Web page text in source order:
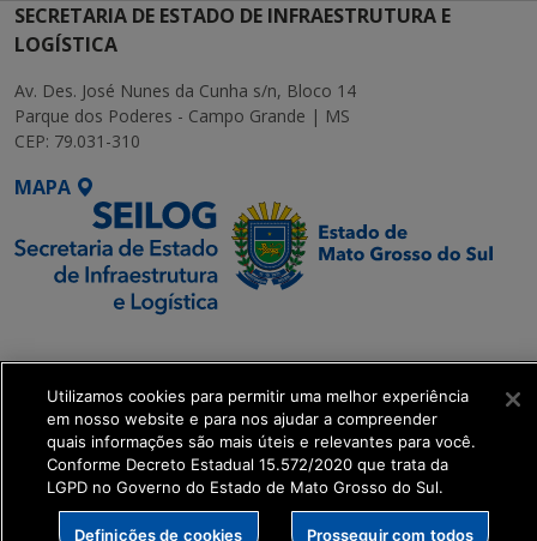
SECRETARIA DE ESTADO DE INFRAESTRUTURA E
LOGÍSTICA
Av. Des. José Nunes da Cunha s/n, Bloco 14
Parque dos Poderes - Campo Grande | MS
CEP: 79.031-310
MAPA
Transformação Digital
get_footer();
Utilizamos cookies para permitir uma melhor experiência
em nosso website e para nos ajudar a compreender
quais informações são mais úteis e relevantes para você.
Conforme Decreto Estadual 15.572/2020 que trata da
LGPD no Governo do Estado de Mato Grosso do Sul.
Definições de cookies Prosseguir com todos